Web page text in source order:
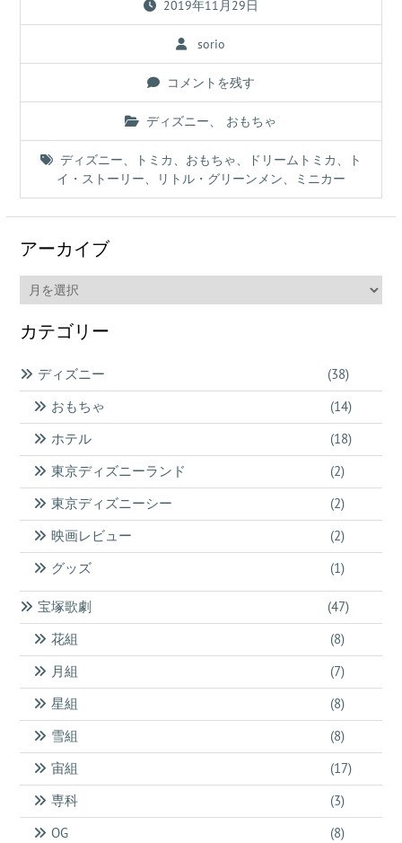
2019年11月29日
sorio
コメントを残す
ディズニー、 おもちゃ
ディズニー、 トミカ、 おもちゃ、 ドリームトミカ、
ト
イ・ストーリー、 リトル・グリーンメン、 ミニカー
アーカイブ
ア
ー
カ
イ
カテゴリー
ディズニー
(38)
おもちゃ
(14)
ホテル
(18)
東京ディズニーランド
(2)
東京ディズニーシー
(2)
映画レビュー
(2)
グッズ
(1)
宝塚歌劇
(47)
花組
(8)
月組
(7)
星組
(8)
雪組
(8)
宙組
(17)
専科
(3)
OG
(8)